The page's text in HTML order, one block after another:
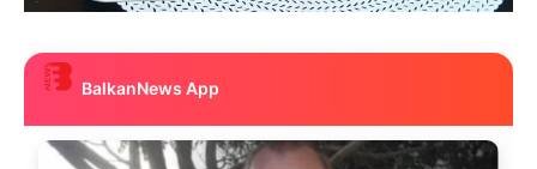
BalkanNews App